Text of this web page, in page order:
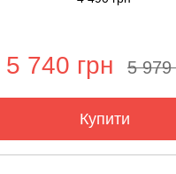
5 740 грн 5 979
Купити